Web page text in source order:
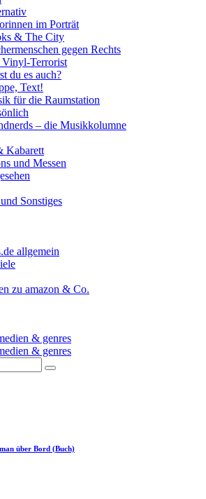
im Porträt
& The City
gegen Rechts
Vinyl-Terrorist
du es auch?
Text!
für die Raumstation
– die Musikkolumne
Kabarett
und Messen
Sonstiges
allgemein
zu amazon & Co.
über Bord (Buch)